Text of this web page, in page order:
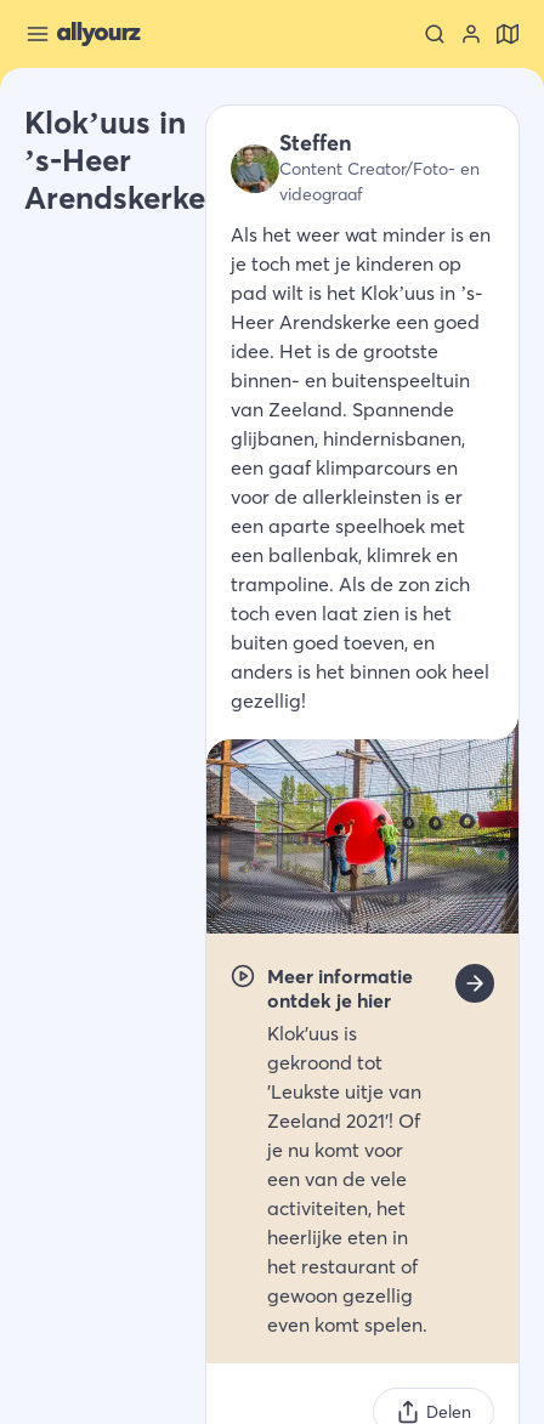
Klok’uus in
’s-Heer
Arendskerke
Steffen
Content Creator/Foto- en
videograaf
Als het weer wat minder is en
je toch met je kinderen op
pad wilt is het Klok’uus in ’s-
Heer Arendskerke een goed
idee. Het is de grootste
binnen- en buitenspeeltuin
van Zeeland. Spannende
glijbanen, hindernisbanen,
een gaaf klimparcours en
voor de allerkleinsten is er
een aparte speelhoek met
een ballenbak, klimrek en
trampoline. Als de zon zich
toch even laat zien is het
buiten goed toeven, en
anders is het binnen ook heel
gezellig!
Meer informatie
ontdek je hier
Klok'uus is
gekroond tot
'Leukste uitje van
Zeeland 2021'! Of
je nu komt voor
een van de vele
activiteiten, het
heerlijke eten in
het restaurant of
gewoon gezellig
even komt spelen.
Delen